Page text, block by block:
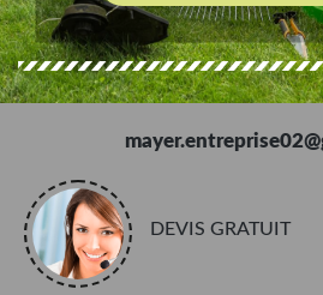
DEVIS GRATUIT